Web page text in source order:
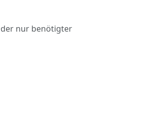
nur benötigter